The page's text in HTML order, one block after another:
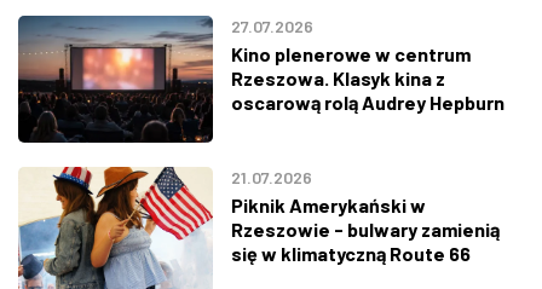
27.07.2026
Kino plenerowe w centrum
Rzeszowa. Klasyk kina z
oscarową rolą Audrey Hepburn
21.07.2026
Piknik Amerykański w
Rzeszowie - bulwary zamienią
się w klimatyczną Route 66